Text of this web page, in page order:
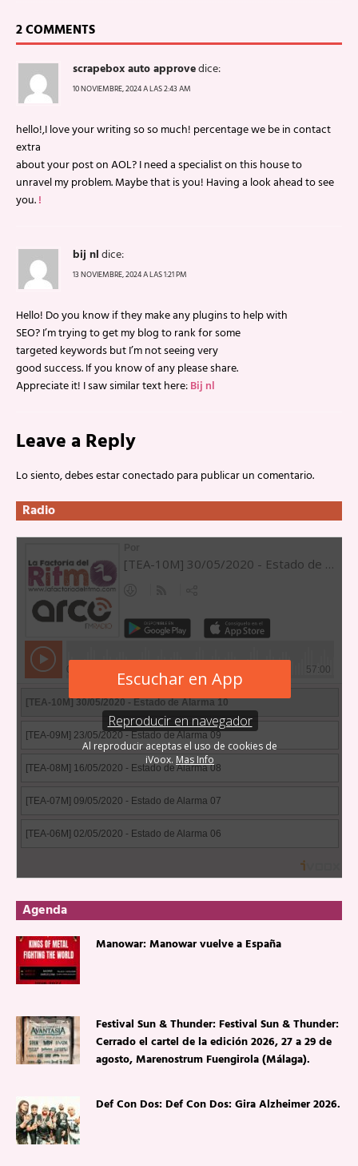
2 COMMENTS
scrapebox auto approvedice:
10 NOVIEMBRE, 2024 A LAS 2:43 AM
hello!,I love your writing so so much! percentage we be in contact
extra
about your post on AOL? I need a specialist on this house to
unravel my problem. Maybe that is you! Having a look ahead to see
you.!
bij nldice:
13 NOVIEMBRE, 2024 A LAS 1:21 PM
Hello! Do you know if they make any plugins to help with
SEO? I’m trying to get my blog to rank for some
targeted keywords but I’m not seeing very
good success. If you know of any please share.
Appreciate it! I saw similar text here:Bij nl
Leave a Reply
Lo siento, debes estarconectadopara publicar un comentario.
Radio
Agenda
Manowar: Manowar vuelve a España
Festival Sun & Thunder: Festival Sun & Thunder:
Cerrado el cartel de la edición 2026, 27 a 29 de
agosto, Marenostrum Fuengirola (Málaga).
Def Con Dos: Def Con Dos: Gira Alzheimer 2026.